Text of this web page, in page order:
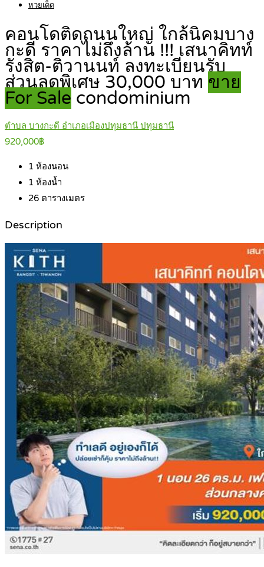
หวยเด็ด
คอนโดติดถนนใหญ่ ใกล้นิคมบาง
กะดี ราคาไม่ถึงล้าน !!! เสนาคิทท์
รังสิต-ติวานนท์ ลงทะเบียนรับ
ส่วนลดพิเศษ 30,000 บาท ขาย
For Sale condominium
ตำบล บางกะดี อำเภอเมืองปทุมธานี ปทุมธานี
920,000฿
1 ห้องนอน
1 ห้องน้ำ
26 ตารางเมตร
Description